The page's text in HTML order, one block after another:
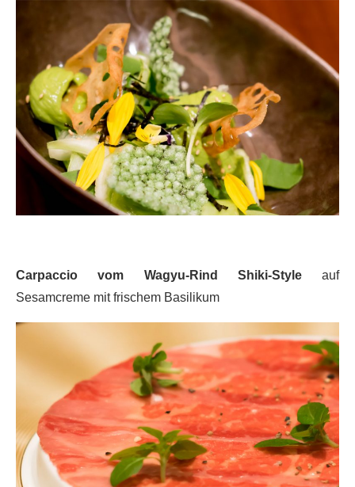
Carpaccio vom Wagyu-Rind Shiki-Styleauf
Sesamcreme mit frischem Basilikum